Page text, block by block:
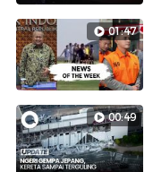
01:47
00:49